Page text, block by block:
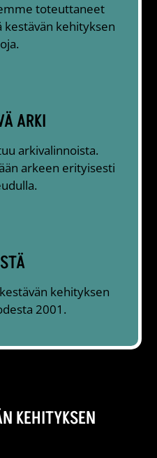
toteuttaneet
kestävän kehityksen
ARKI
arkivalinnoista.
arkeen erityisesti
kehityksen
2001.
KEHITYKSEN